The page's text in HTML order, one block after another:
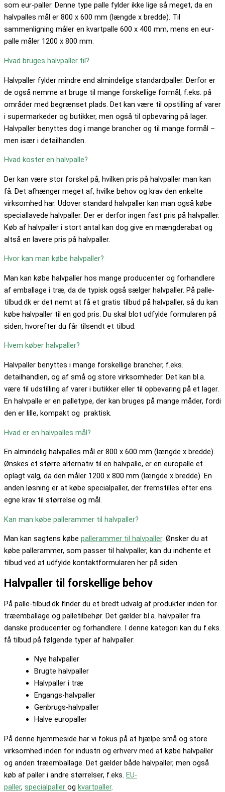
som eur-paller. Denne type palle fylder ikke lige så meget, da en
halvpalles mål er 800 x 600 mm (længde x bredde). Til
sammenligning måler en kvartpalle 600 x 400 mm, mens en eur-
palle måler 1200 x 800 mm.
Hvad bruges halvpaller til?
Halvpaller fylder mindre end almindelige standardpaller. Derfor er
de også nemme at bruge til mange forskellige formål, f.eks. på
områder med begrænset plads. Det kan være til opstilling af varer
i supermarkeder og butikker, men også til opbevaring på lager.
Halvpaller benyttes dog i mange brancher og til mange formål –
men især i detailhandlen.
Hvad koster en halvpalle?
Der kan være stor forskel på, hvilken pris på halvpaller man kan
få. Det afhænger meget af, hvilke behov og krav den enkelte
virksomhed har. Udover standard halvpaller kan man også købe
speciallavede halvpaller. Der er derfor ingen fast pris på halvpaller.
Køb af halvpaller i stort antal kan dog give en mængderabat og
altså en lavere pris på halvpaller.
Hvor kan man købe halvpaller?
Man kan købe halvpaller hos mange producenter og forhandlere
af emballage i træ, da de typisk også sælger halvpaller. På palle-
tilbud.dk er det nemt at få et gratis tilbud på halvpaller, så du kan
købe halvpaller til en god pris. Du skal blot udfylde formularen på
siden, hvorefter du får tilsendt et tilbud.
Hvem køber halvpaller?
Halvpaller benyttes i mange forskellige brancher, f.eks.
detailhandlen, og af små og store virksomheder. Det kan bl.a.
være til udstilling af varer i butikker eller til opbevaring på et lager.
En halvpalle er en palletype, der kan bruges på mange måder, fordi
den er lille, kompakt og praktisk.
Hvad er en halvpalles mål?
En almindelig halvpalles mål er 800 x 600 mm (længde x bredde).
Ønskes et større alternativ til en halvpalle, er en europalle et
oplagt valg, da den måler 1200 x 800 mm (længde x bredde). En
anden løsning er at købe specialpaller, der fremstilles efter ens
egne krav til størrelse og mål.
Kan man købe pallerammer til halvpaller?
Man kan sagtens købe pallerammer til halvpaller. Ønsker du at
købe pallerammer, som passer til halvpaller, kan du indhente et
tilbud ved at udfylde kontaktformularen her på siden.
Halvpaller til forskellige behov
På palle-tilbud.dk finder du et bredt udvalg af produkter inden for
træemballage og palletilbehør. Det gælder bl.a. halvpaller fra
danske producenter og forhandlere. I denne kategori kan du f.eks.
få tilbud på følgende typer af halvpaller:
Nye halvpaller
Brugte halvpaller
Halvpaller i træ
Engangs-halvpaller
Genbrugs-halvpaller
Halve europaller
På denne hjemmeside har vi fokus på at hjælpe små og store
virksomhed inden for industri og erhverv med at købe halvpaller
og anden træemballage. Det gælder både halvpaller, men også
køb af paller i andre størrelser, f.eks. EU-
paller, specialpaller og kvartpaller.